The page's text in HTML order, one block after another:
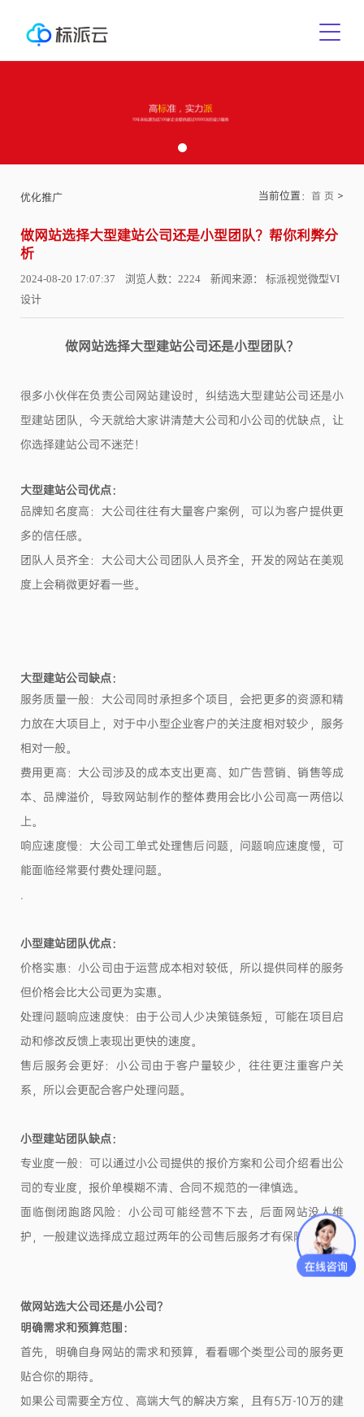
优化推广 当前位置： 首 页 >
做网站选择大型建站公司还是小型团队？帮你利弊分
析
2024-08-20 17:07:37 浏览人数：2224 新闻来源： 标派视觉微型VI
设计
做网站选择大型建站公司还是小型团队？
很多小伙伴在负责公司网站建设时，纠结选大型建站公司还是小
型建站团队，今天就给大家讲清楚大公司和小公司的优缺点，让
你选择建站公司不迷茫！
大型建站公司优点：
品牌知名度高：大公司往往有大量客户案例，可以为客户提供更
多的信任感。
团队人员齐全：大公司大公司团队人员齐全，开发的网站在美观
度上会稍微更好看一些。
大型建站公司缺点：
服务质量一般：大公司同时承担多个项目，会把更多的资源和精
力放在大项目上，对于中小型企业客户的关注度相对较少，服务
相对一般。
费用更高：大公司涉及的成本支出更高、如广告营销、销售等成
本、品牌溢价，导致网站制作的整体费用会比小公司高一两倍以
上。
响应速度慢：大公司工单式处理售后问题，问题响应速度慢，可
能面临经常要付费处理问题。
.
小型建站团队优点：
价格实惠：小公司由于运营成本相对较低，所以提供同样的服务
但价格会比大公司更为实惠。
处理问题响应速度快：由于公司人少决策链条短，可能在项目启
动和修改反馈上表现出更快的速度。
售后服务会更好：小公司由于客户量较少，往往更注重客户关
系，所以会更配合客户处理问题。
小型建站团队缺点：
专业度一般：可以通过小公司提供的报价方案和公司介绍看出公
司的专业度，报价单模糊不清、合同不规范的一律慎选。
面临倒闭跑路风险：小公司可能经营不下去，后面网站没人维
护，一般建议选择成立超过两年的公司售后服务才有保障。
做网站选大公司还是小公司？
明确需求和预算范围：
首先，明确自身网站的需求和预算，看看哪个类型公司的服务更
贴合你的期待。
如果公司需要全方位、高端大气的解决方案，且有5万-10万的建